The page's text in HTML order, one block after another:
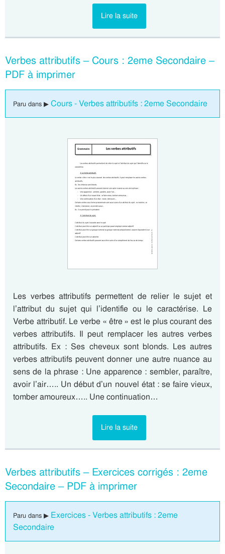
Lire la suite
Verbes attributifs – Cours : 2eme Secondaire –
PDF à imprimer
Paru dans ▶ Cours - Verbes attributifs : 2eme Secondaire
Les verbes attributifs permettent de relier le sujet et
l’attribut du sujet qui l’identifie ou le caractérise. Le
Verbe attributif. Le verbe « être » est le plus courant des
verbes attributifs. Il peut remplacer les autres verbes
attributifs. Ex : Ses cheveux sont blonds. Les autres
verbes attributifs peuvent donner une autre nuance au
sens de la phrase : Une apparence : sembler, paraître,
avoir l’air….. Un début d’un nouvel état : se faire vieux,
tomber amoureux….. Une continuation…
Lire la suite
Verbes attributifs – Exercices corrigés : 2eme
Secondaire – PDF à imprimer
Paru dans ▶ Exercices - Verbes attributifs : 2eme
Secondaire